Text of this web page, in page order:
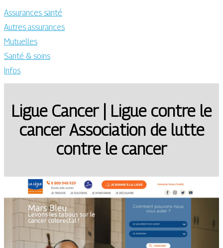
Assurances santé
Autres assurances
Mutuelles
Santé & soins
Infos
Ligue Cancer | Ligue contre le
cancer Association de lutte
contre le cancer